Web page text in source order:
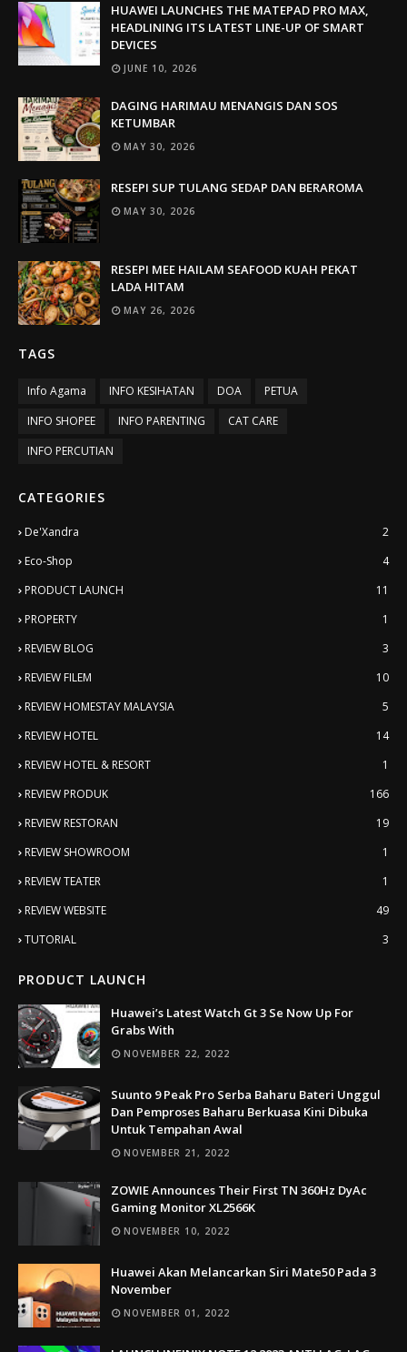
HUAWEI LAUNCHES THE MATEPAD PRO MAX,
HEADLINING ITS LATEST LINE-UP OF SMART
DEVICES
JUNE 10, 2026
DAGING HARIMAU MENANGIS DAN SOS
KETUMBAR
MAY 30, 2026
RESEPI SUP TULANG SEDAP DAN BERAROMA
MAY 30, 2026
RESEPI MEE HAILAM SEAFOOD KUAH PEKAT
LADA HITAM
MAY 26, 2026
TAGS
Info Agama INFO KESIHATAN DOA
PETUA
INFO SHOPEE
INFO PARENTING
CAT CARE
INFO PERCUTIAN
CATEGORIES
De'Xandra
2
Eco-Shop
4
PRODUCT LAUNCH
11
PROPERTY
1
REVIEW BLOG
3
REVIEW FILEM
10
REVIEW HOMESTAY MALAYSIA
5
REVIEW HOTEL
14
REVIEW HOTEL & RESORT
1
REVIEW PRODUK
166
REVIEW RESTORAN
19
REVIEW SHOWROOM
1
REVIEW TEATER
1
REVIEW WEBSITE
49
TUTORIAL
3
PRODUCT LAUNCH
Huawei’s Latest Watch Gt 3 Se Now Up For
Grabs With
NOVEMBER 22, 2022
Suunto 9 Peak Pro Serba Baharu Bateri Unggul
Dan Pemproses Baharu Berkuasa Kini Dibuka
Untuk Tempahan Awal
NOVEMBER 21, 2022
ZOWIE Announces Their First TN 360Hz DyAc
Gaming Monitor XL2566K
NOVEMBER 10, 2022
Huawei Akan Melancarkan Siri Mate50 Pada 3
November
NOVEMBER 01, 2022